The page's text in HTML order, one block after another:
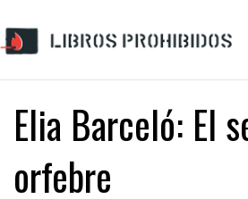
Elia Barceló: El
orfebre